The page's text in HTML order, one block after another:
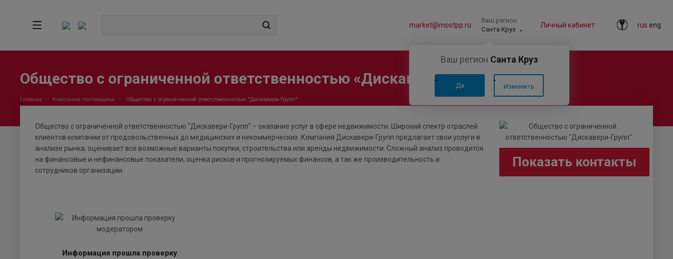
rus eng
Личный кабинет
Ваш регион:
Санта Круз
Ваш регион Санта Круз
Да Изменить
market@mostpp.ru
Общество с ограниченной ответственностью «Дискавери-Групп»
Главная Компании поставщики Общество с ограниченной ответственностью "Дискавери-Групп"
Показать контакты
Общество с ограниченной ответственностью "Дискавери-Групп" – оказание услуг в сфере недвижимости. Широкий спектр отраслей
клиентов компании от продовольственных до медицинских и некоммерческих. Компания Дискавери-Групп предлагает свои услуги в
анализе рынка, оценивает все возможные варианты покупки, строительства или аренды недвижимости. Сложный анализ проводится
на финансовые и нефинансовые показатели, оценка рисков и прогнозируемых финансов, а так же производительность и
сотрудников организации.
Информация прошла проверку